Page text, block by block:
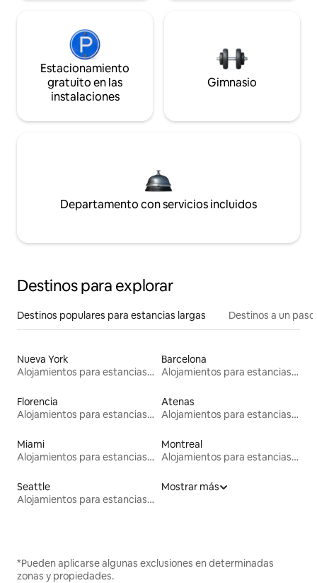
Estacionamiento
gratuito en las
instalaciones
Gimnasio
Departamento con servicios incluidos
Destinos para explorar
Destinos populares para estancias largas Destinos a un
Nueva York
Alojamientos para estancias largas
Barcelona
Alojamientos para estancias largas
Florencia
Alojamientos para estancias largas
Atenas
Alojamientos para estancias largas
Miami
Alojamientos para estancias largas
Montreal
Alojamientos para estancias largas
Seattle
Alojamientos para estancias largas
Mostrar más
*Pueden aplicarse algunas exclusiones en determinadas
zonas y propiedades.